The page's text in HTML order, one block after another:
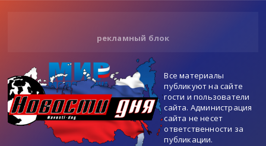
рекламный блок
Все материалы
публикуют на сайте
гости и пользователи
сайта. Администрация
сайта не несет
ответственности за
публикации.